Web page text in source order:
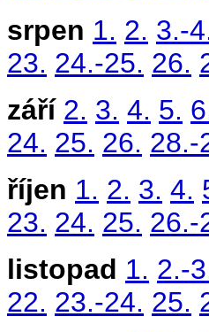
srpen 1. 2. 3.-
23. 24.-25. 26.
září 2. 3. 4. 5.
24. 25. 26. 28.-
říjen 1. 2. 3. 4.
23. 24. 25. 26.-
listopad 1. 2.-
22. 23.-24. 25.